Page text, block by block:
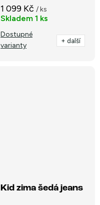
1 099 Kč / ks
Skladem 1 ks
Dostupné
varianty
+ další
Kid zima šedá jeans